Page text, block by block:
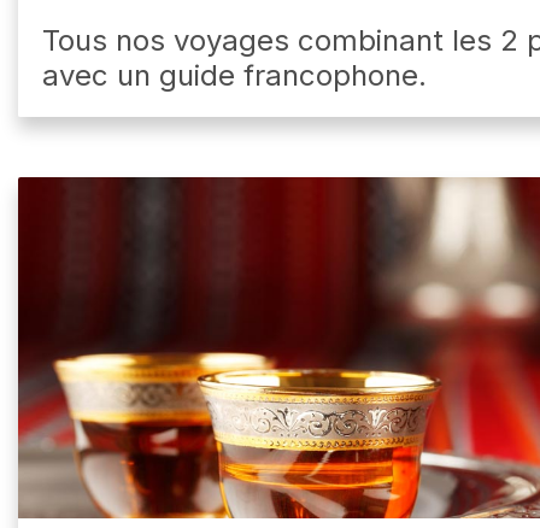
Tous nos voyages combinant les 2
avec un guide francophone.